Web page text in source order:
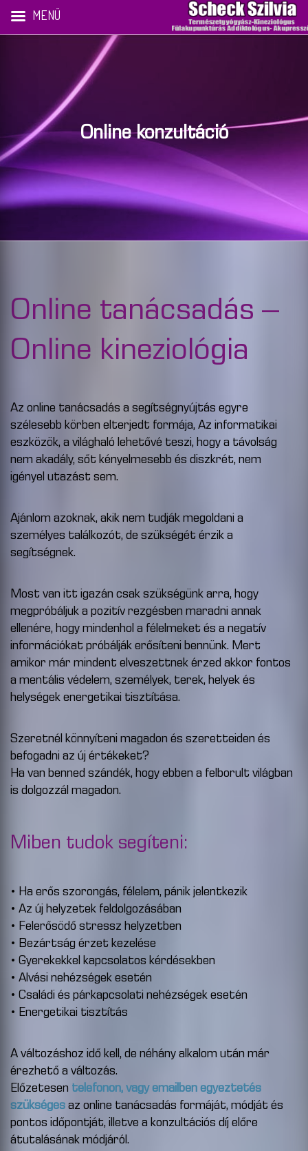
Online konzultáció
Online tanácsadás –
Online kineziológia
Az online tanácsadás a segítségnyújtás egyre
szélesebb körben elterjedt formája, Az informatikai
eszközök, a világhaló lehetővé teszi, hogy a távolság
nem akadály, sőt kényelmesebb és diszkrét, nem
igényel utazást sem.
Ajánlom azoknak, akik nem tudják megoldani a
személyes találkozót, de szükségét érzik a
segítségnek.
Most van itt igazán csak szükségünk arra, hogy
megpróbáljuk a pozitív rezgésben maradni annak
ellenére, hogy mindenhol a félelmeket és a negatív
információkat próbálják erősíteni bennünk. Mert
amikor már mindent elveszettnek érzed akkor fontos
a mentális védelem, személyek, terek, helyek és
helységek energetikai tisztítása.
Szeretnél könnyíteni magadon és szeretteiden és
befogadni az új értékeket?
Ha van benned szándék, hogy ebben a felborult világban
is dolgozzál magadon.
Miben tudok segíteni:
• Ha erős szorongás, félelem, pánik jelentkezik
• Az új helyzetek feldolgozásában
• Felerősödő stressz helyzetben
• Bezártság érzet kezelése
• Gyerekekkel kapcsolatos kérdésekben
• Alvási nehézségek esetén
• Családi és párkapcsolati nehézségek esetén
• Energetikai tisztítás
A változáshoz idő kell, de néhány alkalom után már
érezhető a változás.
Előzetesen telefonon, vagy emailben egyeztetés
szükséges az online tanácsadás formáját, módját és
pontos időpontját, illetve a konzultációs díj előre
átutalásának módjáról.
MENÜ